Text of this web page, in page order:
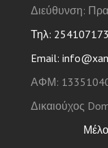
Διεύθυνση:
Τηλ:
Email:
ΑΦΜ:
Δικαιούχος